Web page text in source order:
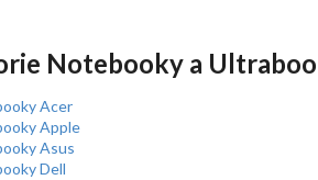
Notebooky a
Acer
Apple
Asus
Dell